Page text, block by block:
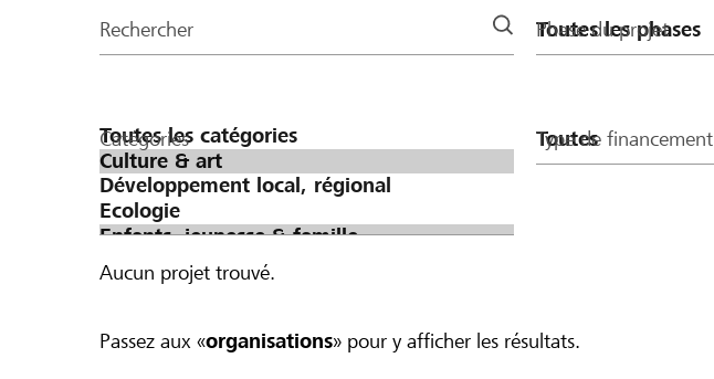
la
Rechercher Phase du projet
Catégories Type de financement
Aucun projet trouvé.
Passez aux «organisations» pour y afficher les résultats.